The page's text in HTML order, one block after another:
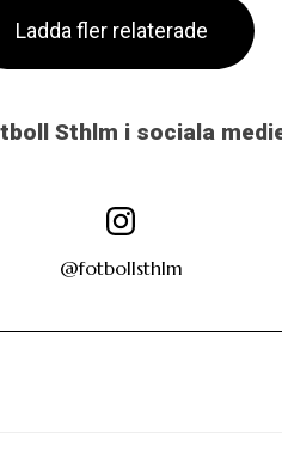
Ladda fler relaterade
Sthlm i sociala
@fotbollsthlm